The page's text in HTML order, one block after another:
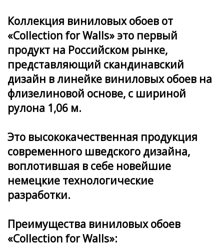
Коллекция виниловых обоев от
«Collection for Walls» это первый
продукт на Российском рынке,
представляющий скандинавский
дизайн в линейке виниловых обоев на
флизелиновой основе, с шириной
рулона 1,06 м.
Это высококачественная продукция
современного шведского дизайна,
воплотившая в себе новейшие
немецкие технологические
разработки.
Преимущества виниловых обоев
«Collection for Walls»: